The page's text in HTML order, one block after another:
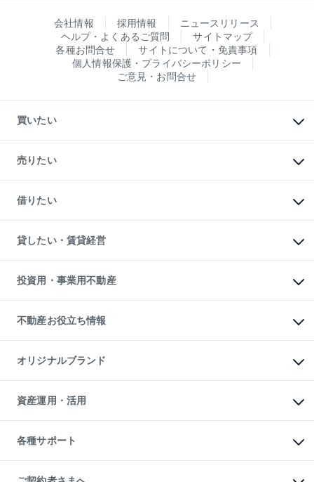
会社情報 採用情報
ニュースリリース
ヘルプ・よくあるご質問
サイトマップ
各種お問合せ
サイトについて・免責事項
個人情報保護・プライバシーポリシー
ご意見・お問合せ
買いたい
新築・分譲マンションの購入
中古マンションの購入
一戸建ての購入
中古一戸建ての購入
不動産購入の流れ
注目キーワード物件特集
購入ガイド
English 繁体中文簡体中文
売りたい
一戸建ての売却・査定
土地の売却・査定
スピードAI査定
不動産査定について
不動産売却の流れ
不動産買換えの流れ
売却ガイド
借りたい
オフィス・店舗の賃貸
借りるときの流れ
借りるガイド
貸したい・賃貸経営
マンション賃料データ
賃貸管理プラン
リロケーションについて
貸すガイド
投資用・事業用不動産
事業用不動産
マンション投資
投資用マンション
アパート経営
収益物件
ビル購入（ビル一棟）
投資用不動産の売却査定
事業用不動産の売却査定
不動産お役立ち情報
マンションライブラリー
人気マンションランキング
暮らしに役立つ不動産メディア
不動産相場・不動産価格情報
不動産コラム・ニュース
不動産用語集
不動産なんでもネット相談室
住まいの税金
オリジナルブランド
一棟リノベーションマンション
L`GENTE（ルジェンテ）
区分リノベーションマンション
投資用一棟レジデンスWELL
不動産小口投資
LEGACIA（レガシア）
資産運用・活用
不動産M&A
アセットマネジメント・出資
各種サポート
相続サポート